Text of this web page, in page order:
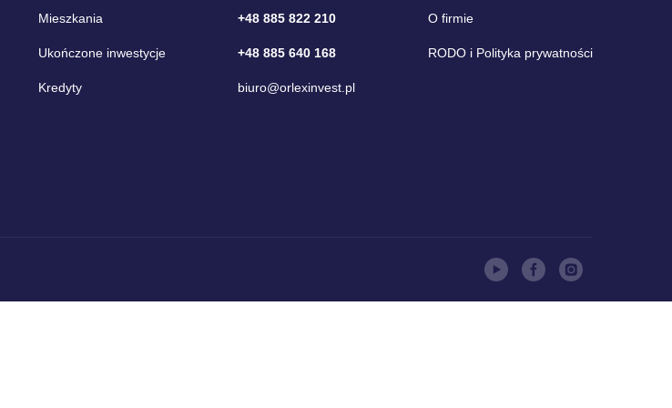
Mieszkania
Ukończone inwestycje
Kredyty
+48 885 822 210
+48 885 640 168
biuro@orlexinvest.pl
O firmie
RODO i Polityka prywatności